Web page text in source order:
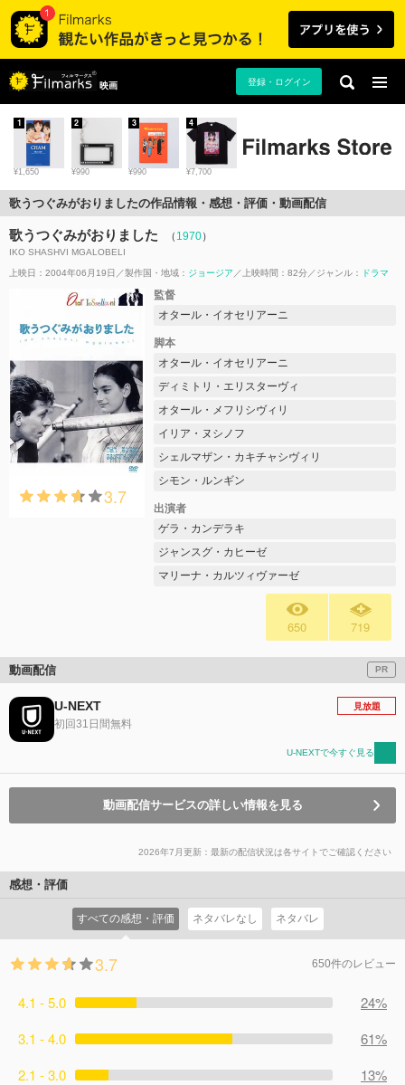
映画 登録・ログイン
¥1,650
1
¥990
2
¥990
3
¥7,700
4
歌うつぐみがおりましたの作品情報・感想・評価・動画配信
歌うつぐみがおりました （ 1970）
IKO SHASHVI MGALOBELI
上映日：2004年06月19日 製作国・地域： ジョージア 上映時間：82分 ジャンル： ドラマ
3.7
監督
オタール・イオセリアーニ
脚本
オタール・イオセリアーニ
ディミトリ・エリスターヴィ
オタール・メフリシヴィリ
イリア・ヌシノフ
シェルマザン・カキチャシヴィリ
シモン・ルンギン
出演者
ゲラ・カンデラキ
ジャンスグ・カヒーゼ
マリーナ・カルツィヴァーゼ
650 719
動画配信 PR
U-NEXT
初回31日間無料
見放題
U-NEXTで今すぐ見る
動画配信サービスの詳しい情報を見る
2026年7月更新：最新の配信状況は各サイトでご確認ください
感想・評価
すべての感想・評価 ネタバレなし ネタバレ
3.7 650件のレビュー
4.1 - 5.0
24%
3.1 - 4.0
61%
2.1 - 3.0
13%